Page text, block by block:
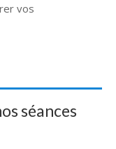
vos
séances